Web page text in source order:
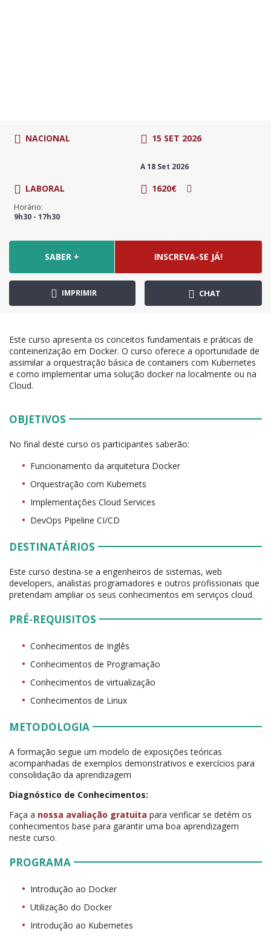
NACIONAL 15 SET 2026
A 18 Set 2026
LABORAL
Horário:
9h30 - 17h30
1620€
SABER + INSCREVA-SE JÁ!
IMPRIMIR CHAT
Este curso apresenta os conceitos fundamentais e práticas de
conteinerização em Docker. O curso oferece a oportunidade de
assimilar a orquestração básica de containers com Kubernetes
e como implementar uma solução docker na localmente ou na
Cloud.
OBJETIVOS
No final deste curso os participantes saberão:
Funcionamento da arquitetura Docker
Orquestração com Kubernets
Implementações Cloud Services
DevOps Pipeline CI/CD
DESTINATÁRIOS
Este curso destina-se a engenheiros de sistemas, web
developers, analistas programadores e outros profissionais que
pretendam ampliar os seus conhecimentos em serviços cloud.
PRÉ-REQUISITOS
Conhecimentos de Inglês
Conhecimentos de Programação
Conhecimentos de virtualização
Conhecimentos de Linux
METODOLOGIA
A formação segue um modelo de exposições teóricas
acompanhadas de exemplos demonstrativos e exercícios para
consolidação da aprendizagem
Diagnóstico de Conhecimentos:
Faça a nossa avaliação gratuita para verificar se detém os
conhecimentos base para garantir uma boa aprendizagem
neste curso.
PROGRAMA
Introdução ao Docker
Utilização do Docker
Introdução ao Kubernetes